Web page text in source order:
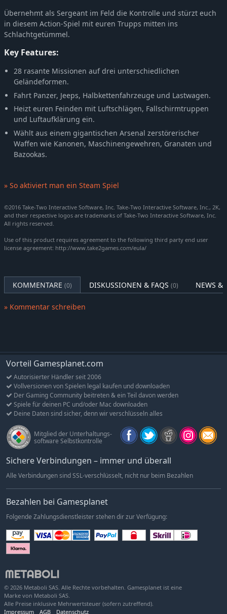
Übernehmt als Sergeant im Feld die Kontrolle und stürzt euch
in diesem Action-Spiel mit euren Trupps mitten ins
Schlachtgetümmel.
Key Features:
28 rasante Missionen auf drei unterschiedlichen
Geländeformen.
Fahrt Panzer, Jeeps, Halbkettenfahrzeuge und Lastwagen.
Heizt euren Feinden mit Luftschlägen, Fallschirmtruppen
und Luftaufklärung ein.
Wählt aus einem gigantischen Arsenal zerstörerischer
Waffen wie Kanonen, Maschinengewehren, Granaten und
Bazookas.
» So aktiviert man ein Steam Spiel
©2016 Take-Two Interactive Software, Inc. Take-Two Interactive Software, Inc., 2K,
and their respective logos are trademarks of Take-Two Interactive Software, Inc.
All rights reserved.
Use of this product requires agreement to the following third party end user
license agreement: http://www.take2games.com/eula/
KOMMENTARE (0) DISKUSSIONEN & FAQS (0) NEWS &
» Kommentar schreiben
Vorteil Gamesplanet.com
Autorisierter Händler seit 2006
Vollversionen von Spielen legal kaufen und downloaden
Der Gaming Community beitreten & ein Teil davon werden
Spiele für deinen PC und/oder Mac downloaden
Deine Daten sind sicher, denn wir verschlüsseln alles
Mitglied der Unterhaltungs-
software Selbstkontrolle
Sichere Verbindungen – immer und überall
Alle Verbindungen sind SSL-verschlüsselt, nicht nur beim Bezahlen
Bezahlen bei Gamesplanet
Folgende Zahlungsdienstleister stehen dir zur Verfügung:
© 2026 Metaboli SAS. Alle Rechte vorbehalten. Gamesplanet ist eine
Marke von Metaboli SAS.
Alle Preise inklusive Mehrwertsteuer (sofern zutreffend).
Impressum
AGB Datenschutz